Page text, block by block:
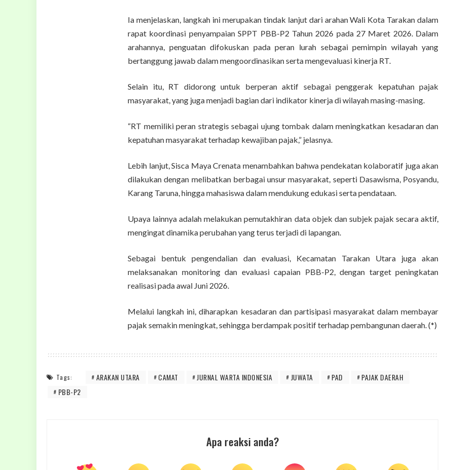
Ia menjelaskan, langkah ini merupakan tindak lanjut dari arahan Wali Kota Tarakan dalam
rapat koordinasi penyampaian SPPT PBB-P2 Tahun 2026 pada 27 Maret 2026. Dalam
arahannya, penguatan difokuskan pada peran lurah sebagai pemimpin wilayah yang
bertanggung jawab dalam mengoordinasikan serta mengevaluasi kinerja RT.
Selain itu, RT didorong untuk berperan aktif sebagai penggerak kepatuhan pajak
masyarakat, yang juga menjadi bagian dari indikator kinerja di wilayah masing-masing.
“RT memiliki peran strategis sebagai ujung tombak dalam meningkatkan kesadaran dan
kepatuhan masyarakat terhadap kewajiban pajak,” jelasnya.
Lebih lanjut, Sisca Maya Crenata menambahkan bahwa pendekatan kolaboratif juga akan
dilakukan dengan melibatkan berbagai unsur masyarakat, seperti Dasawisma, Posyandu,
Karang Taruna, hingga mahasiswa dalam mendukung edukasi serta pendataan.
Upaya lainnya adalah melakukan pemutakhiran data objek dan subjek pajak secara aktif,
mengingat dinamika perubahan yang terus terjadi di lapangan.
Sebagai bentuk pengendalian dan evaluasi, Kecamatan Tarakan Utara juga akan
melaksanakan monitoring dan evaluasi capaian PBB-P2, dengan target peningkatan
realisasi pada awal Juni 2026.
Melalui langkah ini, diharapkan kesadaran dan partisipasi masyarakat dalam membayar
pajak semakin meningkat, sehingga berdampak positif terhadap pembangunan daerah. (*)
Tags: ARAKAN UTARA CAMAT JURNAL WARTA INDONESIA JUWATA PAD
PAJAK DAERAH
PBB-P2
Apa reaksi anda?